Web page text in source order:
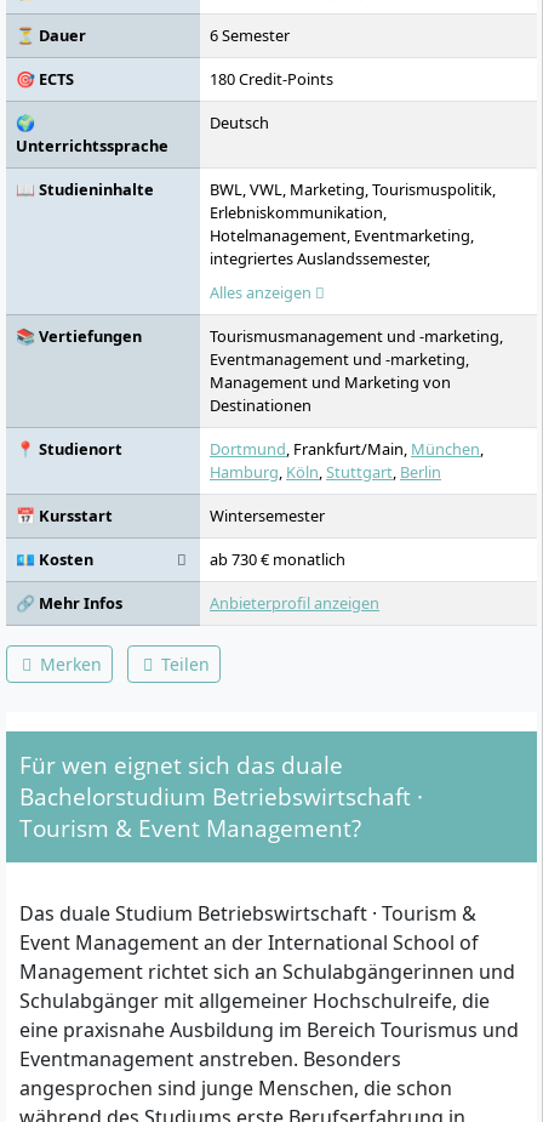
durch Nähe zur Wirtschaft, Exzellenz in
Lehre und Flexibilität im Lernen
individuelles Potenzial unserer
Studierenden entfalten.
⏳ Dauer
6 Semester
🎯 ECTS
180 Credit-Points
🌍
Unterrichtssprache
Deutsch
📖 Studieninhalte
BWL, VWL, Marketing, Tourismuspolitik,
Erlebniskommunikation,
Hotelmanagement, Eventmarketing,
integriertes Auslandssemester,
Praxisphasen im Unternehmen, Workshops,
Exkursionen
Alles anzeigen
📚 Vertiefungen
Tourismusmanagement und -marketing,
Eventmanagement und -marketing,
Management und Marketing von
Destinationen
📍 Studienort
Dortmund, Frankfurt/Main, München,
Hamburg, Köln,Stuttgart, Berlin
📅 Kursstart
Wintersemester
💶 Kosten
ab 730 € monatlich
🔗 Mehr Infos
Anbieterprofil anzeigen
Merken Teilen
Für wen eignet sich das duale
Bachelorstudium Betriebswirtschaft ·
Tourism & Event Management?
Das duale Studium Betriebswirtschaft · Tourism &
Event Management an der International School of
Management richtet sich an Schulabgängerinnen und
Schulabgänger mit allgemeiner Hochschulreife, die
eine praxisnahe Ausbildung im Bereich Tourismus und
Eventmanagement anstreben. Besonders
angesprochen sind junge Menschen, die schon